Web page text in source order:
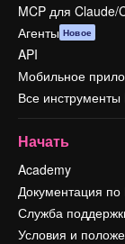
MCP для Claude/
Агенты Новое
API
Мобильное
Все
Начать
Academy
Документация
Служба
Условия и